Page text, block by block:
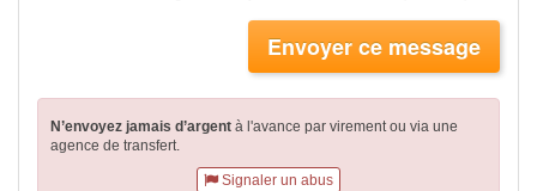
Envoyer ce message
N’envoyez jamais d’argent à l'avance par virementou via une
agence de transfert.
Signaler un abus